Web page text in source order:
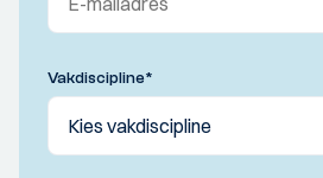
Vakdiscipline*